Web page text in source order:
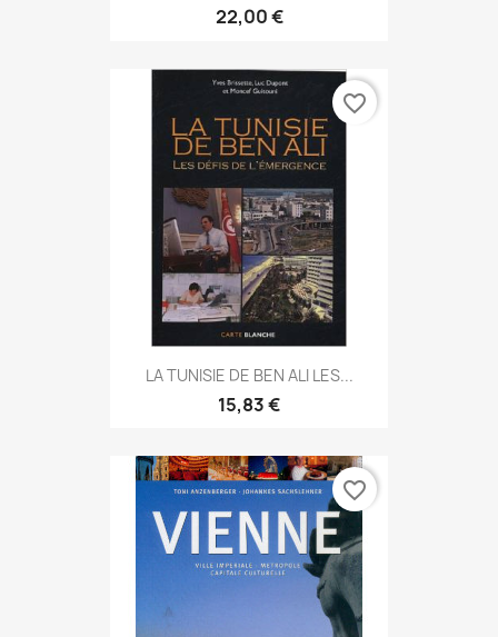
22,00 €
LA TUNISIE DE BEN ALI LES...
15,83 €
favorite_border
favorite_border